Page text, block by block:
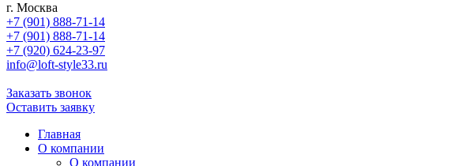
г. Москва
+7 (901) 888-71-14
+7 (901) 888-71-14
+7 (920) 624-23-97
info@loft-style33.ru
Заказать звонок
Оставить заявку
Главная
О компании
О компании